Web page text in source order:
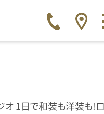
オ 1日で和装も洋装も！